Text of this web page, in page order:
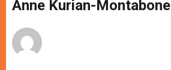
p e k
Anne Kurian-Montabone